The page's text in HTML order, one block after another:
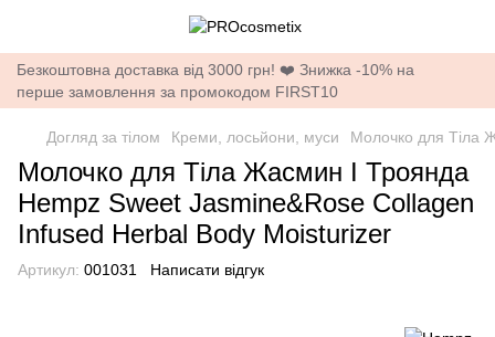
Безкоштовна доставка від 3000 грн! ❤️ Знижка -10% на
перше замовлення за промокодом FIRST10
Догляд за тілом Креми, лосьйони, муси Молочко для Тіла
Молочко для Тіла Жасмин І Троянда
Hempz Sweet Jasmine&Rose Collagen
Infused Herbal Body Moisturizer
Артикул: 001031 Написати відгук